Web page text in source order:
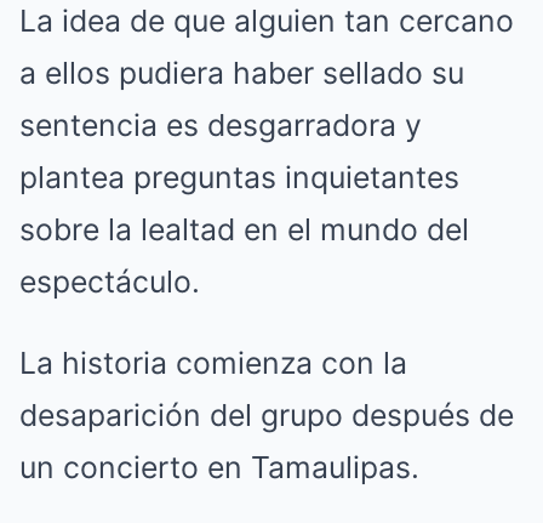
La idea de que alguien tan cercano
a ellos pudiera haber sellado su
sentencia es desgarradora y
plantea preguntas inquietantes
sobre la lealtad en el mundo del
espectáculo.
La historia comienza con la
desaparición del grupo después de
un concierto en Tamaulipas.